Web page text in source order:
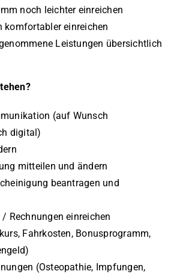
noch leichter einreichen
komfortabler einreichen
Leistungen übersichtlich
(auf Wunsch
digital)
mitteilen und ändern
beantragen und
Rechnungen einreichen
Fahrkosten, Bonusprogramm,
(Osteopathie, Impfungen,